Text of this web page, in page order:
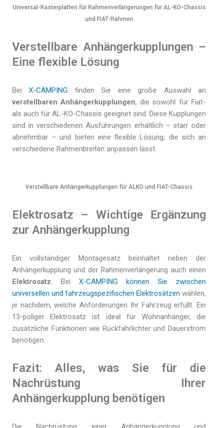
Universal-Rasterplatten für Rahmenverlängerungen für AL-KO-Chassis
und FIAT-Rahmen
Verstellbare Anhängerkupplungen –
Eine flexible Lösung
BeiX-CAMPING finden Sie eine große Auswahl an
verstellbaren Anhängerkupplungen, die sowohl für Fiat-
als auch für AL-KO-Chassis geeignet sind. Diese Kupplungen
sind in verschiedenen Ausführungen erhältlich – starr oder
abnehmbar – und bieten eine flexible Lösung, die sich an
verschiedene Rahmenbreiten anpassen lässt.
Verstellbare Anhängerkupplungen für ALKO und FIAT-Chassis
Elektrosatz – Wichtige Ergänzung
zur Anhängerkupplung
Ein vollständiger Montagesatz beinhaltet neben der
Anhängerkupplung und der Rahmenverlängerung auch einen
Elektrosatz . Bei X-CAMPING können Sie zwischen
universellen und fahrzeugspezifischen Elektrosätzen wählen,
je nachdem, welche Anforderungen Ihr Fahrzeug erfüllt. Ein
13-poliger Elektrosatz ist ideal für Wohnanhänger, die
zusätzliche Funktionen wie Rückfahrlichter und Dauerstrom
benötigen.
Fazit: Alles, was Sie für die
Nachrüstung Ihrer
Anhängerkupplung benötigen